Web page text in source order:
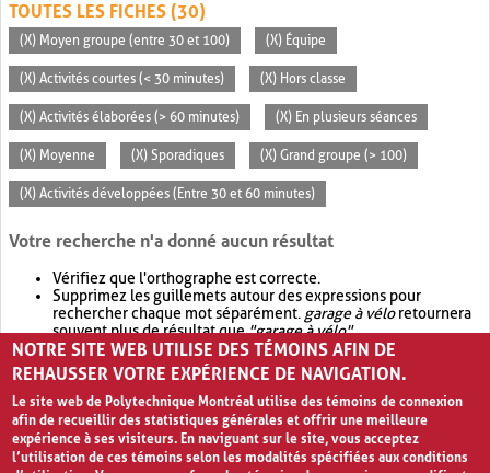
TOUTES LES FICHES (30)
(X) Moyen groupe (entre 30 et 100) (X) Équipe
(X) Activités courtes (< 30 minutes) (X) Hors classe
(X) Activités élaborées (> 60 minutes) (X) En plusieurs séances
(X) Moyenne (X) Sporadiques (X) Grand groupe (> 100)
(X) Activités développées (Entre 30 et 60 minutes)
Votre recherche n'a donné aucun résultat
Vérifiez que l'orthographe est correcte.
Supprimez les guillemets autour des expressions pour
rechercher chaque mot séparément. garage à véloretournera
souvent plus de résultat que"garage à vélo".
Envisagez d'élargir votre recherche avec OR.garage OR vélo
retournera souvent plus de résultat quegarage à vélo
NOTRE SITE WEB UTILISE DES TÉMOINS AFIN DE
REHAUSSER VOTRE EXPÉRIENCE DE NAVIGATION.
Le site web de Polytechnique Montréal utilise des témoins de connexion
afin de recueillir des statistiques générales et offrir une meilleure
expérience à ses visiteurs. En naviguant sur le site, vous acceptez
l’utilisation de ces témoins selon les modalités spécifiées aux conditions